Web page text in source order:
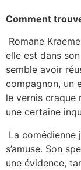
Comment
Romane
elle est dans
semble avoir
compagnon, un
le vernis craque
une certaine
La comédienne
s’amuse. Son
une évidence,